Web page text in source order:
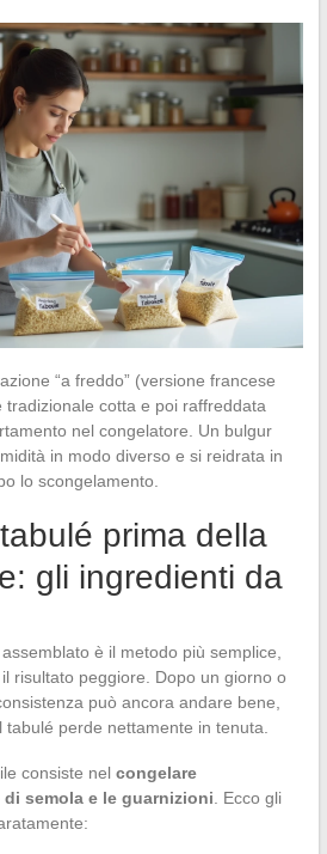
“a freddo” (versione francese
cotta e poi raffreddata
nel congelatore. Un bulgur
in modo diverso e si reidrata in
lo scongelamento.
prima della
gli ingredienti da
è il metodo più semplice,
risultato peggiore. Dopo un giorno o
può ancora andare bene,
perde nettamente in tenuta.
consiste nel congelare
semola e le guarnizioni . Ecco gli